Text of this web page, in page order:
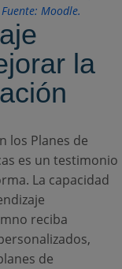
Moodle.
la
los Planes de
es un testimonio
La capacidad
reciba
de